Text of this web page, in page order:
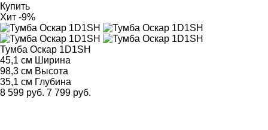
Купить
Хит -9%
Тумба Оскар 1D1SH
45,1 см Ширина
98,3 см Высота
35,1 см Глубина
8 599 руб. 7 799 руб.